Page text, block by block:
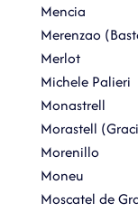
Mencia
Merenzao
Merlot
Michele Palieri
Monastrell
Morastell
Morenillo
Moneu
Moscatel de